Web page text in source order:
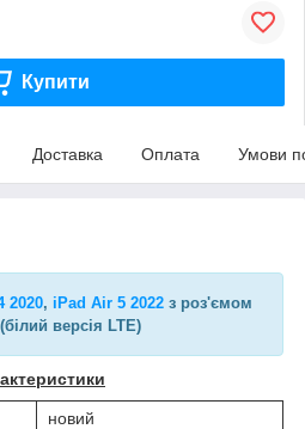
Купити
Доставка Оплата Умови
2020, iPad Air 5 2022з роз'ємом
версія LTE)
новий